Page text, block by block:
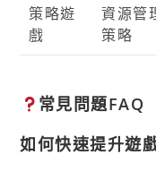
策略遊
戲
資源管
策略
常見問題FAQ
如何快速提升遊